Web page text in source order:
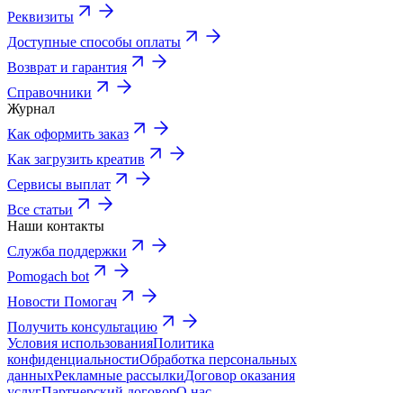
Реквизиты
Доступные способы оплаты
Возврат и гарантия
Справочники
Журнал
Как оформить заказ
Как загрузить креатив
Сервисы выплат
Все статьи
Наши контакты
Служба поддержки
Pomogach bot
Новости Помогач
Получить консультацию
Условия использованияПолитика
конфиденциальностиОбработка персональных
данныхРекламные рассылкиДоговор оказания